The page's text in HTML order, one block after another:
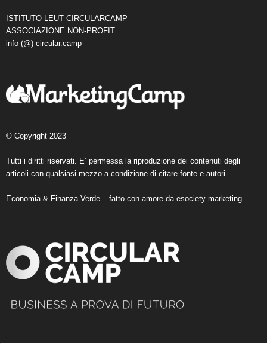
ISTITUTO LEUT CIRCULARCAMP
ASSOCIAZIONE NON-PROFIT
info (@) circular.camp
© Copyright 2023
Tutti i diritti riservati. E’ permessa la riproduzione dei contenuti degli
articoli con qualsiasi mezzo a condizione di citare fonte e autori.
Economia & Finanza Verde – fatto con amore da esociety marketing